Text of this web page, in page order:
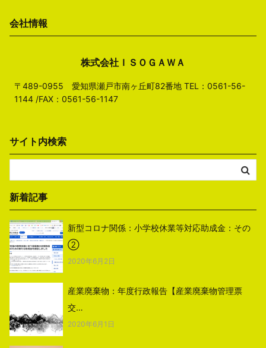
会社情報
株式会社ＩＳＯＧＡＷＡ
〒489-0955 愛知県瀬戸市南ヶ丘町82番地 TEL：0561-56-
1144 /FAX：0561-56-1147
サイト内検索
新着記事
新型コロナ関係：小学校休業等対応助成金：その
②
2020年6月2日
産業廃棄物：年度行政報告【産業廃棄物管理票
交…
2020年6月1日